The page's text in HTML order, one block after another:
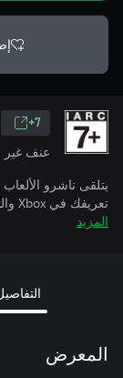
7+
عنف
يتلقى ناشرو
تعريفك في Xbox والبيانات المقترنة بينما تمارس الألعاب.
المزيد
المعرض